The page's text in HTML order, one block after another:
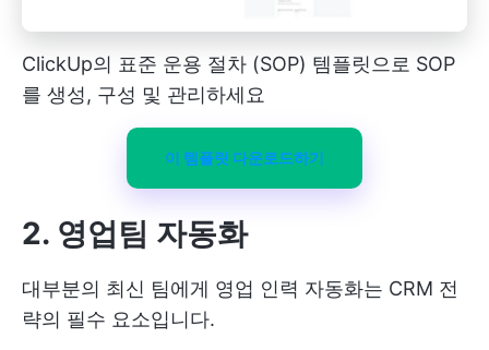
ClickUp의 표준 운용 절차 (SOP) 템플릿으로 SOP
를 생성, 구성 및 관리하세요
이 템플릿 다운로드하기
2. 영업팀 자동화
대부분의 최신 팀에게 영업 인력 자동화는 CRM 전
략의 필수 요소입니다.